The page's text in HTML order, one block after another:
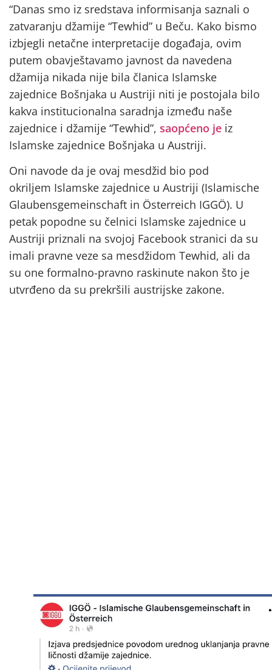
“Danas smo iz sredstava informisanja saznali o
zatvaranju džamije “Tewhid” u Beču. Kako bismo
izbjegli netačne interpretacije događaja, ovim
putem obavještavamo javnost da navedena
džamija nikada nije bila članica Islamske
zajednice Bošnjaka u Austriji niti je postojala bilo
kakva institucionalna saradnja između naše
zajednice i džamije “Tewhid”, saopćeno je iz
Islamske zajednice Bošnjaka u Austriji.
Oni navode da je ovaj mesdžid bio pod
okriljem Islamske zajednice u Austriji (Islamische
Glaubensgemeinschaft in Österreich IGGÖ). U
petak popodne su čelnici Islamske zajednice u
Austriji priznali na svojoj Facebook stranici da su
imali pravne veze sa mesdžidom Tewhid, ali da
su one formalno-pravno raskinute nakon što je
utvrđeno da su prekršili austrijske zakone.